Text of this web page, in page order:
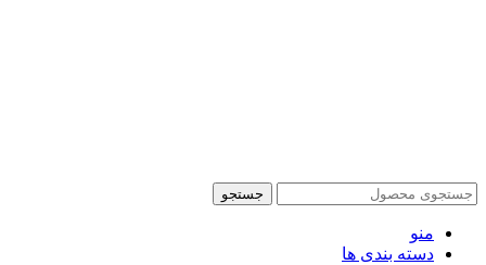
جستجو
منو
دسته بندی ها